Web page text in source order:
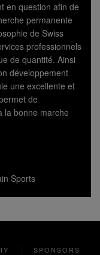
en question afin de
permanente
de Swiss
professionnels
de quantité. Ainsi
développement
une excellente et
de
la bonne marche
Sports
SPONSORS